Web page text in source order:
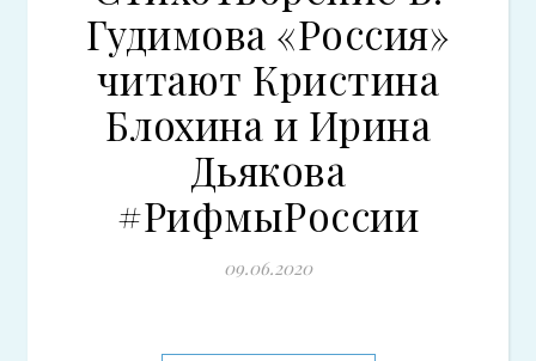
Гудимова «Россия»
читают Кристина
Блохина и Ирина
Дьякова
#РифмыРоссии
09.06.2020